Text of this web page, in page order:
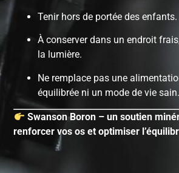
Tenir hors de portée des enfants.
À conserver dans un endroit
la lumière.
Ne remplace pas une
équilibrée ni un mode de vie sain.
Swanson Boron – un soutien
renforcer vos os et optimiser